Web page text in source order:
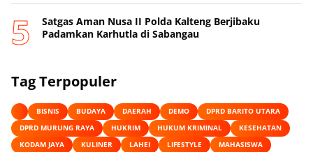
Satgas Aman Nusa II Polda Kalteng Berjibaku
Padamkan Karhutla di Sabangau
Tag Terpopuler
BISNIS BUDAYA DAERAH DEMO
DPRD BARITO UTARA
DPRD MURUNG RAYA
HUKRIM HUKUM KRIMINAL
KESEHATAN
KODAM JAYA
KULINER LAHEI LIFESTYLE
MAHASISWA